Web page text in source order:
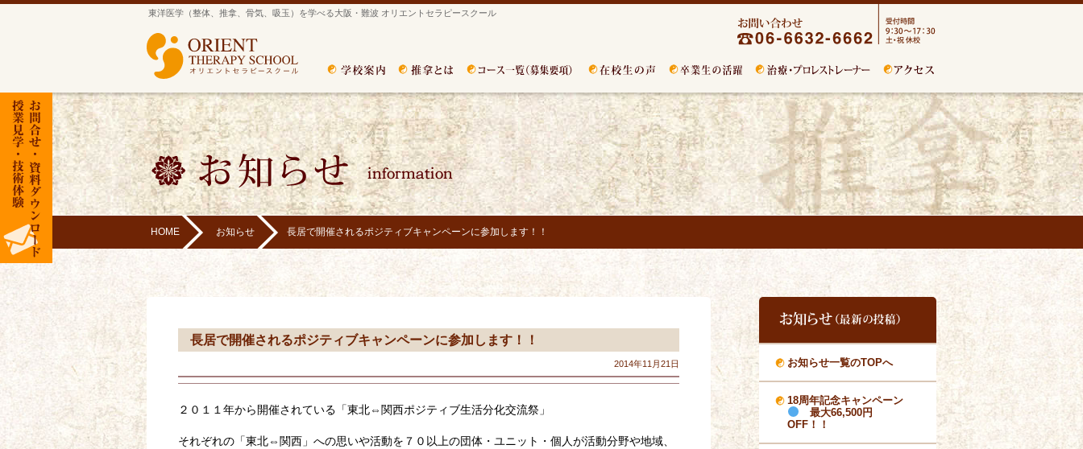
東洋医学（整体、推拿、骨気、吸玉）を学べる大阪・難波 オリエントセラピースクール
HOME お知らせ 長居で開催されるポジティブキャンペーンに参加します！！
長居で開催されるポジティブキャンペーンに参加します！！
2014年11月21日
２０１１年から開催されている「東北⇔関西ポジティブ生活分化交流祭」
それぞれの「東北⇔関西」への思いや活動を７０以上の団体・ユニット・個人が活動分野や地域、
お知らせ一覧のTOPへ
18周年記念キャンペーン
最大66,500円
OFF！！